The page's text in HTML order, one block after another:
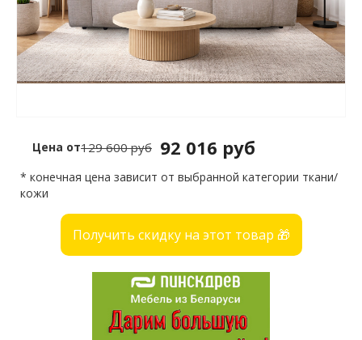
Цена от 92 016 руб
129 600 руб
* конечная цена зависит от выбранной категории ткани/
кожи
Получить скидку на этот товар 🎁